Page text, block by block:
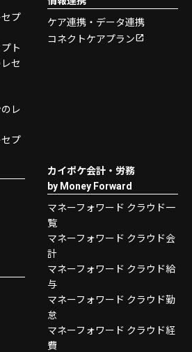
プ
ト
セ
レ
プ
ケア連携・データ連携
コネクトケアプラン
カイポケ会計・労務
by Money Forward
マネーフォワード クラウド一
覧
マネーフォワード クラウド会
計
マネーフォワード クラウド給
与
マネーフォワード クラウド勤
怠
マネーフォワード クラウド経
費